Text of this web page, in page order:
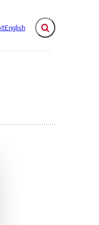
English Fold søgefelt ud